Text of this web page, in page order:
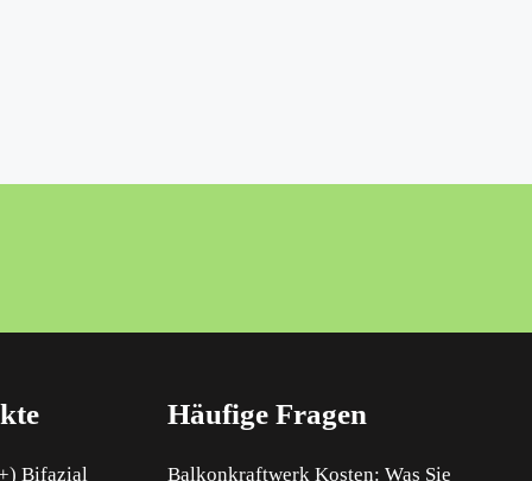
Bifazial
Häufige Fragen
Balkonkraftwerk Kosten: Was Sie